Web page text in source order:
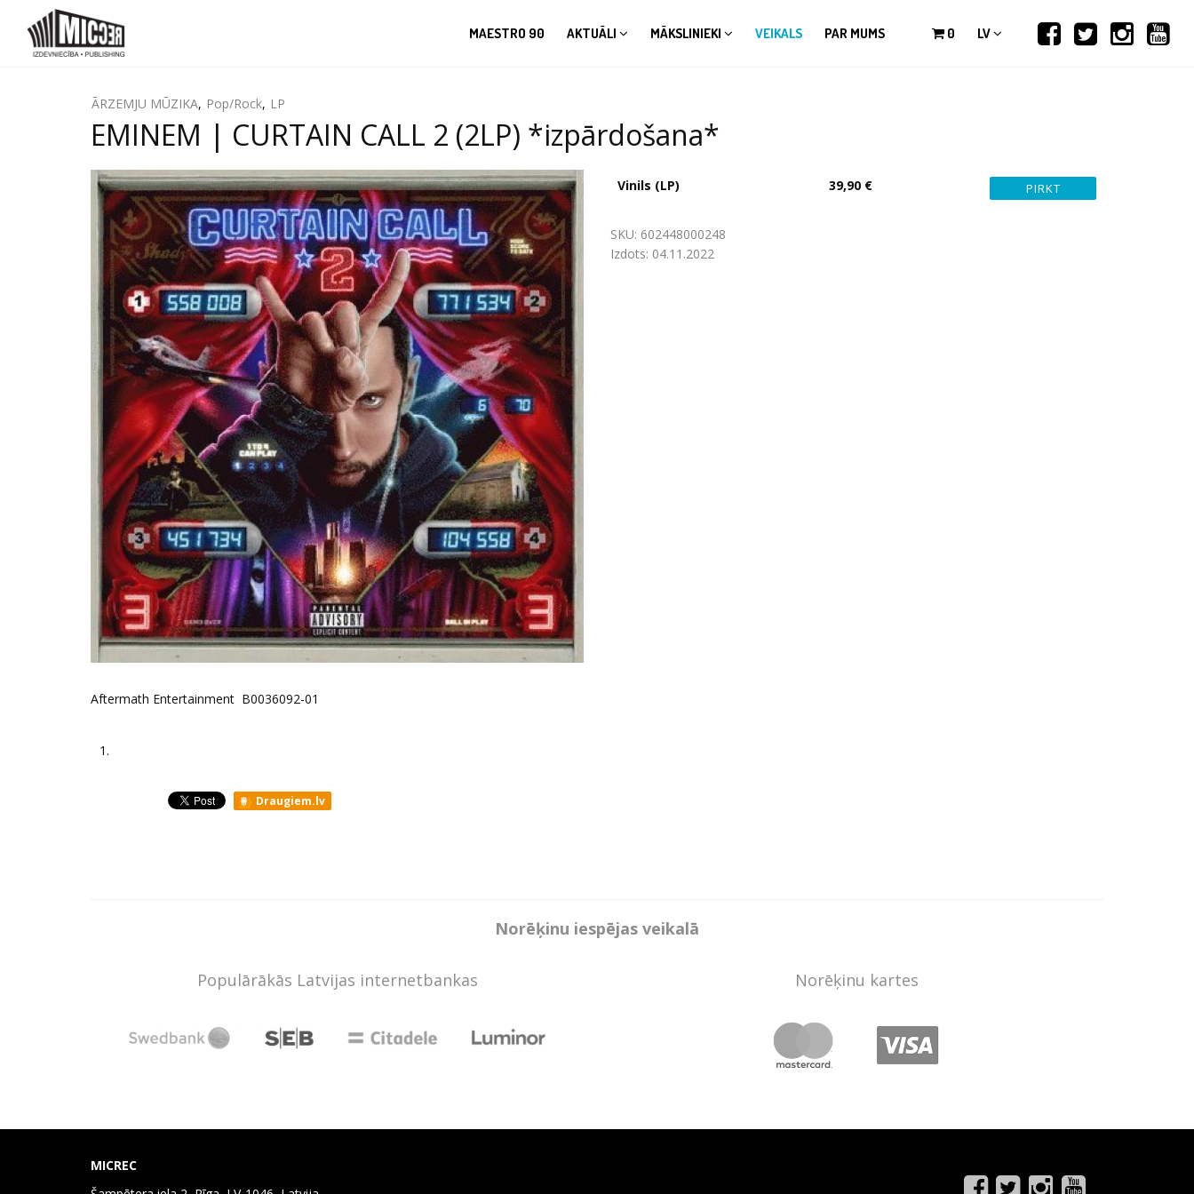
MAESTRO 90 AKTUĀLI MĀKSLINIEKI VEIKALS PAR MUMS 0 LV
ĀRZEMJU MŪZIKA, Pop/Rock, LP
EMINEM | CURTAIN CALL 2 (2LP) *izpārdošana*
Vinils (LP) 39,90 €
SKU: 602448000248
Izdots: 04.11.2022
Aftermath Entertainment B0036092-01
1.
Draugiem.lv
Norēķinu iespējas veikalā
Populārākās Latvijas internetbankas Norēķinu kartes
MICREC